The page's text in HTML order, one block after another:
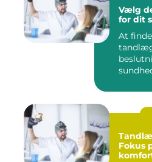
Vælg
for dit
At
Fokus